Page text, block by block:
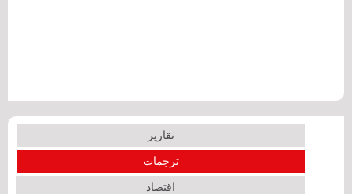
تقارير
ترجمات
اقتصاد